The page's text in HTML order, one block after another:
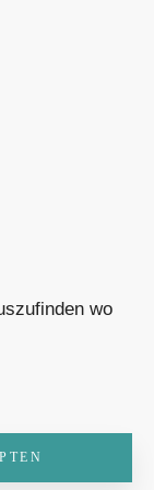
wo